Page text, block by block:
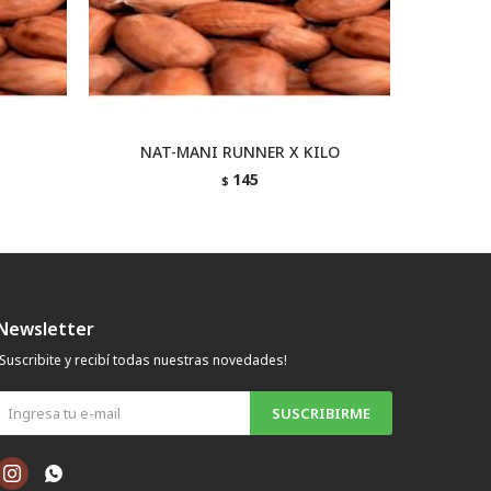
NAT-MANI RUNNER X KILO
$ 145
y recibí todas nuestras novedades!
SUSCRIBIRME
 